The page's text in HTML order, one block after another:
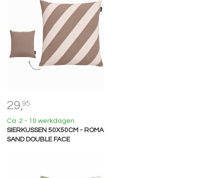
29,95
Ca. 2 - 10 werkdagen
SIERKUSSEN 50X50CM - ROMA
SAND DOUBLE FACE